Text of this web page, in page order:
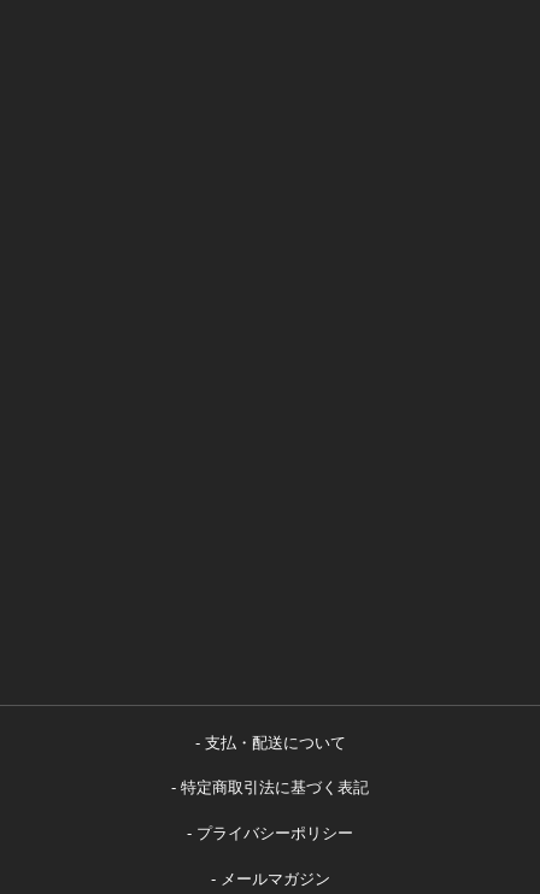
支払・配送について
特定商取引法に基づく表記
プライバシーポリシー
メールマガジン